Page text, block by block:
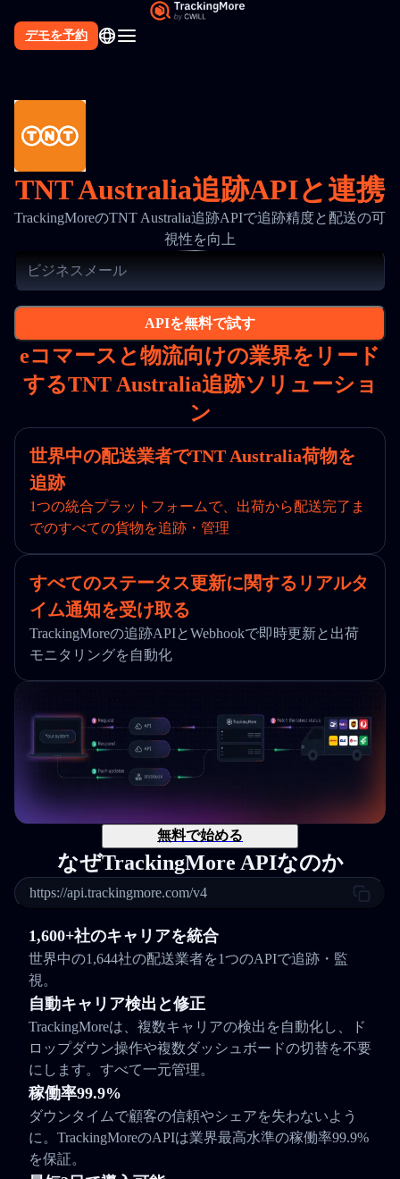
デモを予約
TNT Australia追跡APIと連携
TrackingMoreのTNT Australia追跡APIで追跡精度と配送の可
視性を向上
APIを無料で試す
eコマースと物流向けの業界をリード
するTNT Australia追跡ソリューショ
ン
世界中の配送業者でTNT Australia荷物を
追跡
1つの統合プラットフォームで、出荷から配送完了ま
でのすべての貨物を追跡・管理
すべてのステータス更新に関するリアルタ
イム通知を受け取る
TrackingMoreの追跡APIとWebhookで即時更新と出荷
モニタリングを自動化
無料で始める
なぜTrackingMore APIなのか
https://api.trackingmore.com/v4
1,600+社のキャリアを統合
世界中の1,644社の配送業者を1つのAPIで追跡・監
視。
自動キャリア検出と修正
TrackingMoreは、複数キャリアの検出を自動化し、ド
ロップダウン操作や複数ダッシュボードの切替を不要
にします。すべて一元管理。
稼働率99.9%
ダウンタイムで顧客の信頼やシェアを失わないよう
に。TrackingMoreのAPIは業界最高水準の稼働率99.9%
を保証。